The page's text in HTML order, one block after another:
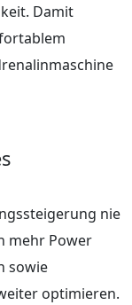
Damit
nie
mehr Power
sowie
optimieren.